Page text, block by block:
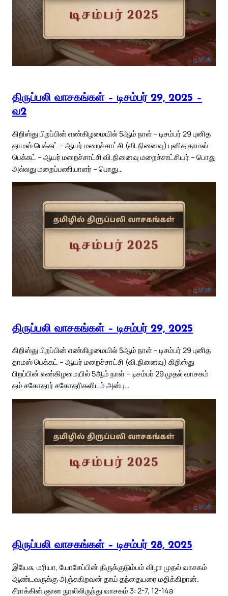
திருப்பலி வாசகங்கள் – டிசம்பர் 29, 2025 –
வ2
கிறிஸ்து பிறப்பின் எண்கிழமையில் 5ஆம் நாள் – டிசம்பர் 29 புனித
தாமஸ் பெக்கட் – ஆயர் மறைச்சாட்சி (வி.நினைவு) புனித தாமஸ்
பெக்கட் – ஆயர் மறைச்சாட்சி வி.நினைவு மறைச்சாட்சியர் – பொது
அல்லது மறைப்பணியாளர் – பொது…
திருப்பலி வாசகங்கள் – டிசம்பர் 29, 2025
கிறிஸ்து பிறப்பின் எண்கிழமையில் 5ஆம் நாள் – டிசம்பர் 29 புனித
தாமஸ் பெக்கட் – ஆயர் மறைச்சாட்சி (வி.நினைவு) கிறிஸ்து
பிறப்பின் எண்கிழமையில் 5ஆம் நாள் – டிசம்பர் 29 முதல் வாசகம்
தம் சகோதரர் சகோதரிகளிடம் அன்பு…
திருப்பலி வாசகங்கள் – டிசம்பர் 28, 2025
இயேசு, மரியா, யோசேப்பின் திருக்குடும்பம் விழா முதல் வாசகம்
ஆண்டவருக்கு அஞ்சுகிறவன் தாய் தந்தையரை மதிக்கிறான்.
சீராக்கின் ஞான நூலிலிருந்து வாசகம் 3: 2-7, 12-14a